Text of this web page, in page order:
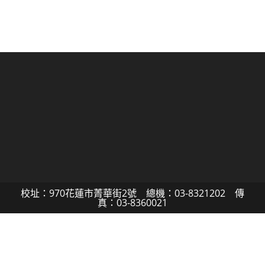
校址：970花蓮市菁華街2號 總機：03-8321202 傳
真：03-8360021